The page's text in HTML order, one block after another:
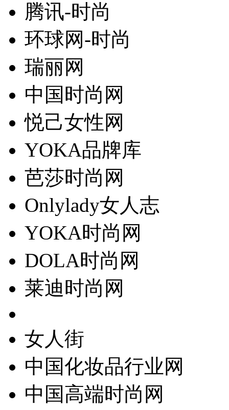
腾讯-时尚
环球网-时尚
瑞丽网
中国时尚网
悦己女性网
YOKA品牌库
芭莎时尚网
Onlylady女人志
YOKA时尚网
DOLA时尚网
莱迪时尚网
女人街
中国化妆品行业网
中国高端时尚网